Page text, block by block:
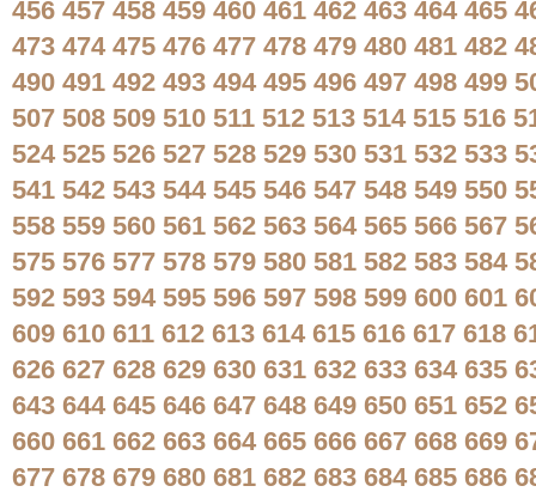
456 457 458 459 460 461 462 463 464 465
473 474 475 476 477 478 479 480 481 482
490 491 492 493 494 495 496 497 498 499
507 508 509 510 511 512 513 514 515 516
524 525 526 527 528 529 530 531 532 533
541 542 543 544 545 546 547 548 549 550
558 559 560 561 562 563 564 565 566 567
575 576 577 578 579 580 581 582 583 584
592 593 594 595 596 597 598 599 600 601
609 610 611 612 613 614 615 616 617 618
626 627 628 629 630 631 632 633 634 635
643 644 645 646 647 648 649 650 651 652
660 661 662 663 664 665 666 667 668 669
677 678 679 680 681 682 683 684 685 686